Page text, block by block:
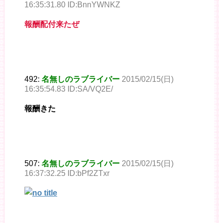
16:35:31.80 ID:BnnYWNKZ
報酬配付来たぜ
492: 名無しのラブライバー 2015/02/15(日)
16:35:54.83 ID:SA/VQ2E/
報酬きた
507: 名無しのラブライバー 2015/02/15(日)
16:37:32.25 ID:bPf2ZTxr